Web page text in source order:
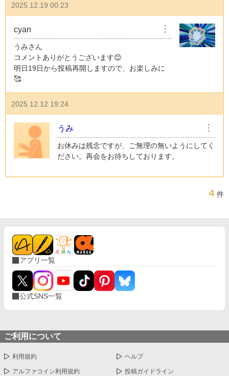
2025.12.19 00:23
cyan ︙
うみさん
コメントありがとうございます😊
明日19日から投稿再開しますので、お楽しみに
🥰
2025.12.12 19:24
うみ ︙
お休みは残念ですが、ご無理の無いようにしてく
ださい。再会をお待ちしております。
4 件
アプリ一覧
公式SNS一覧
ご利用について
利用規約 ヘルプ
アルファコイン利用規約 投稿ガイドライン